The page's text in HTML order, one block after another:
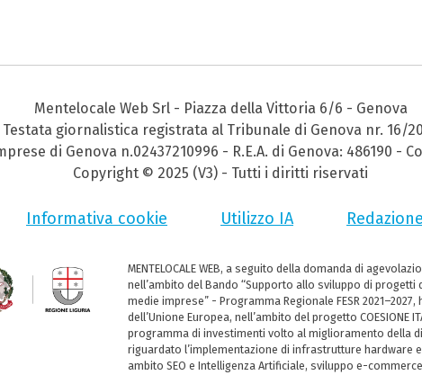
Mentelocale Web Srl - Piazza della Vittoria 6/6 - Genova
Testata giornalistica registrata al Tribunale di Genova nr. 16/
di Genova n.02437210996 - R.E.A. di Genova: 486190 -
Copyright © 2025 (V3) - Tutti i diritti riservati
Informativa cookie Utilizzo IA
MENTELOCALE WEB, a seguito della domanda di
nell’ambito del Bando “Supporto allo sviluppo di
medie imprese” - Programma Regionale FESR
dell’Unione Europea, nell’ambito del progetto COESIONE
programma di investimenti volto al miglioramento della
riguardato l’implementazione di infrastrutture hardware
ambito SEO e Intelligenza Artificiale, sviluppo e-